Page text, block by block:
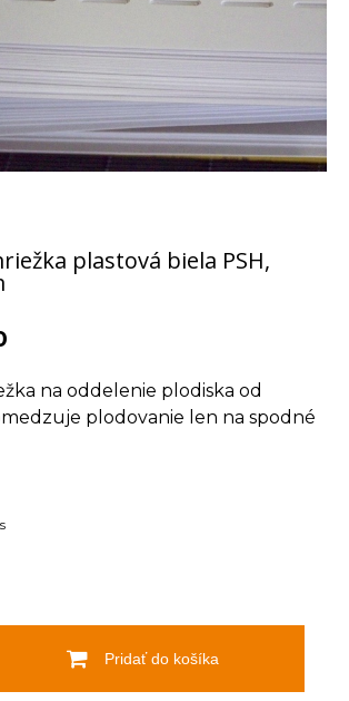
plastová biela PSH,
na oddelenie plodiska od
plodovanie len na spodné
Pridať do košíka